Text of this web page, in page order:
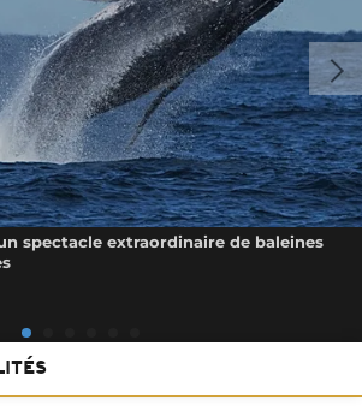
spectacle extraordinaire de baleines